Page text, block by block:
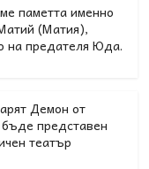
паметта именно
(Матия),
на предателя Юда.
Демон от
представен
театър